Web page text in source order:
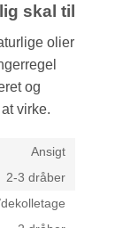
skal til
olier
og
virke.
Ansigt
2-3 dråber